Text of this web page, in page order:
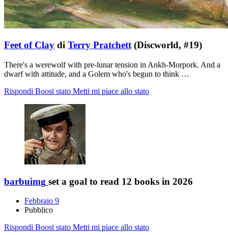
Feet of Clay di Terry Pratchett(Discworld, #19)
There's a werewolf with pre-lunar tension in Ankh-Morpork. And a
dwarf with attitude, and a Golem who's begun to think …
Rispondi Boost stato Metti mi piace allo stato
barbuimg set a goal to read 12 books in 2026
Febbraio 9
Pubblico
Rispondi Boost stato Metti mi piace allo stato